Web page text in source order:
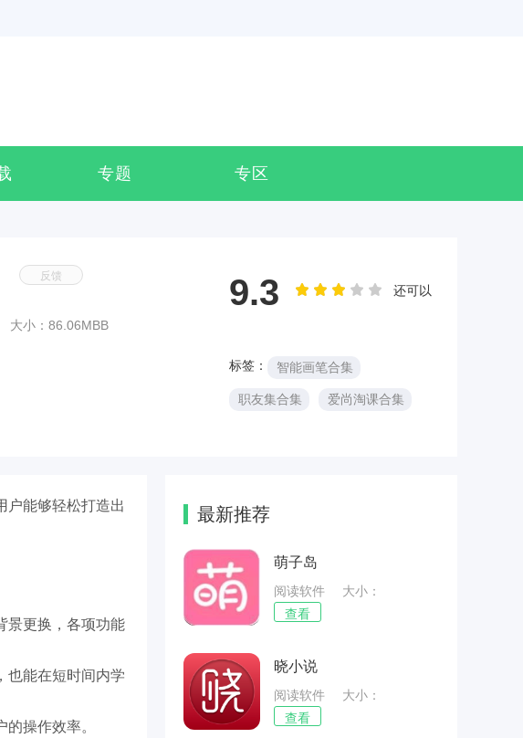
专题 专区
大小：86.06MBB
还可以
9.3
标签： 智能画笔合集
职友集合集 爱尚淘课合集
户能够轻松打造出
景更换，各项功能
也能在短时间内学
操作效率。
最新推荐
萌子岛
阅读软件
大小：
40.37MB
查看
晓小说
阅读软件
大小：
69.38MB
查看
反馈